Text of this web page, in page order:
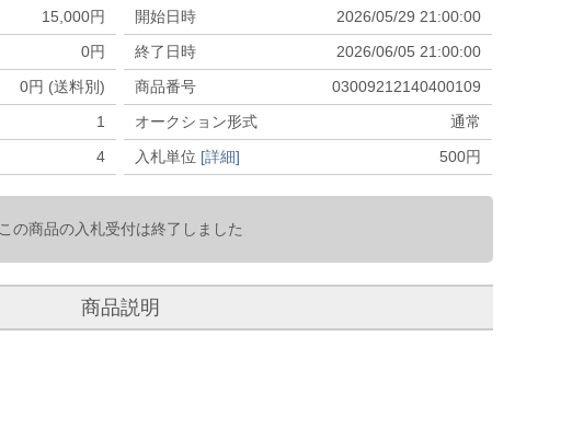
15,000円
0円
0円 (送料別)
1
4
開始日時
2026/05/29 21:00:00
終了日時
2026/06/05 21:00:00
商品番号
03009212140400109
オークション形式
通常
入札単位 [詳細] 500円
この商品の入札受付は終了しました
商品説明